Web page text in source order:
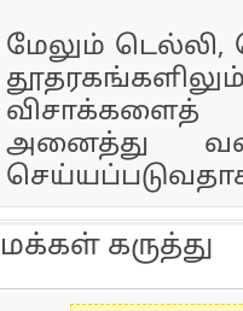
மேலும்
விசாக்களைத்
அனைத்து
மக்கள் கருத்து